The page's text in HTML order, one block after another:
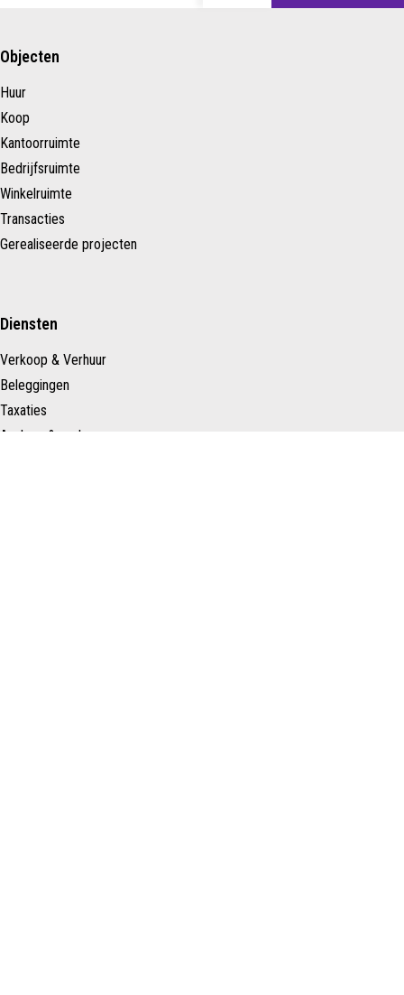
Objecten
Huur
Koop
Kantoorruimte
Bedrijfsruimte
Winkelruimte
Transacties
Gerealiseerde projecten
Diensten
Verkoop & Verhuur
Beleggingen
Taxaties
Aanhuur & aankoop